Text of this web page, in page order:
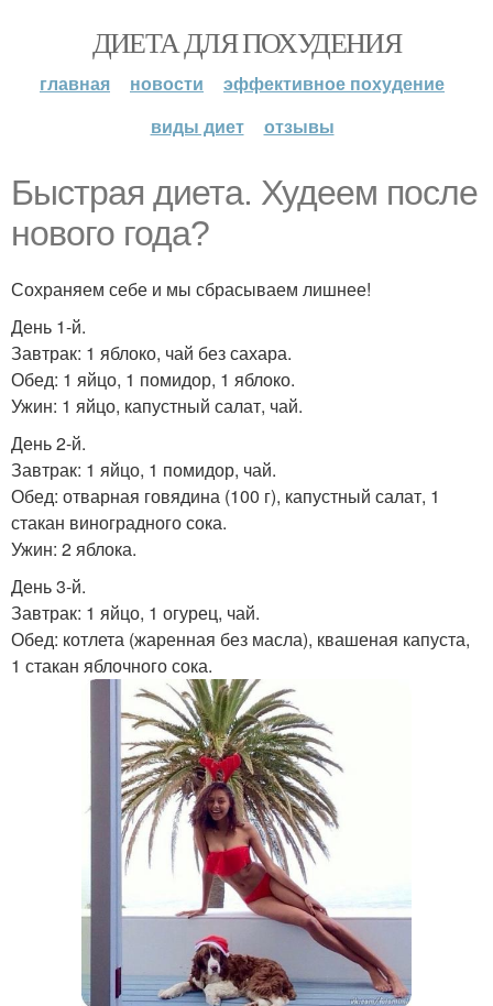
ДИЕТА ДЛЯ ПОХУДЕНИЯ
главная новости
эффективное похудение
виды диет
отзывы
Быстрая диета. Худеем после
нового года?
Сохраняем себе и мы сбрасываем лишнее!
День 1-й.
Завтрак: 1 яблоко, чай без сахара.
Обед: 1 яйцо, 1 помидор, 1 яблоко.
Ужин: 1 яйцо, капустный салат, чай.
День 2-й.
Завтрак: 1 яйцо, 1 помидор, чай.
Обед: отварная говядина (100 г), капустный салат, 1
стакан виноградного сока.
Ужин: 2 яблока.
День 3-й.
Завтрак: 1 яйцо, 1 огурец, чай.
Обед: котлета (жаренная без масла), квашеная капуста,
1 стакан яблочного сока.